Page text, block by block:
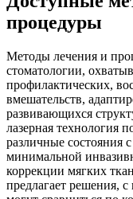
процедуры
Методы лечения и
стоматологии,
профилактических,
вмешательств,
развивающихся
лазерная технология
различные состояния
минимальной
коррекции мягких
предлагает решения,